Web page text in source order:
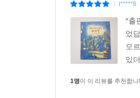
l*****6
*출
었
모
있
1명이 이 리뷰를 추천합니